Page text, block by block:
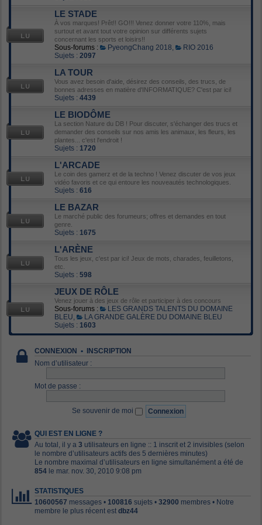
LE STADE
À vos marques! Prêt!! GO!!! Venez donner votre 110%, mais
surtout et avant tout votre opinion sur différents sujets
concernant les sports et loisirs!!
Sous-forums : PyeongChang 2018,
RIO 2016
Sujets : 2097
LA TOUR
Vous avez besoin d'aide, désirez des conseils, des trucs, de
bonnes adresses en matière d'INFORMATIQUE? C'est par ici!
Sujets : 4439
LE BIODÔME
La section Nature du DB ! Pour discuter, s'échanger des trucs et
demander des conseils sur nos amis les animaux, les fleurs, les
plantes... c'est l'endroit !
Sujets : 1720
L'ARCADE
Le coin des gamerz et de la techno ! Venez discuter de vos jeux
vidéo favoris et ce qui entoure les nouveautés technologiques.
Sujets : 616
LE BAZAR
Le marché public des forumeurs; offres et demandes en tout
genre.
Sujets : 1675
L'ARÈNE
Tous les jeux, c'est par ici! Jeux de mots, charades, feuilletons,
etc.
Sujets : 598
JEUX DE RÔLE
Venez jouer à des jeux de rôle et participer à des concours
Sous-forums :
LES GRANDS TALENTS DU DOMAINE
BLEU,
LA GRANDE GALÈRE DU DOMAINE BLEU
Sujets : 1603
CONNEXION • INSCRIPTION
Nom d’utilisateur :
Mot de passe :
Se souvenir de moi
QUI EST EN LIGNE ?
Au total, il y a 3 utilisateurs en ligne :: 1 inscrit et 2 invisibles (selon
le nombre d’utilisateurs actifs des 5 dernières minutes)
Le nombre maximal d’utilisateurs en ligne simultanément a été de
854 le mar. nov. 30, 2010 9:08 pm
STATISTIQUES
10600567 messages • 100816 sujets • 32900 membres • Notre
membre le plus récent est dbz44